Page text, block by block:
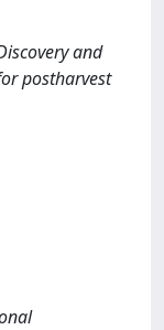
and
postharvest